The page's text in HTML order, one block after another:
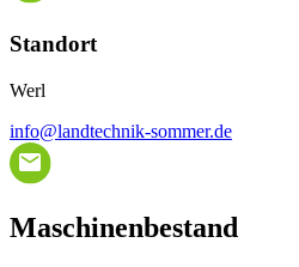
Standort
Werl
info@landtechnik-sommer.de
Maschinenbestand